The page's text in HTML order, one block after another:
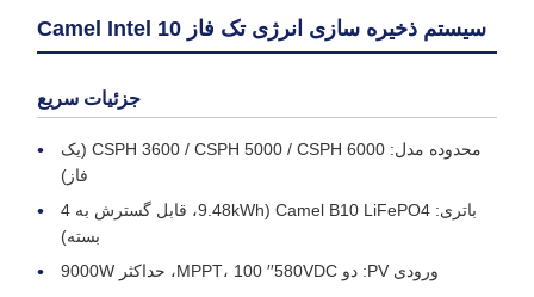
سیستم ذخیره سازی انرژی تک فاز Camel Intel 10
جزئیات سریع
محدوده مدل: CSPH 3600 / CSPH 5000 / CSPH 6000 (یک
فاز)
باتری: Camel B10 LiFePO4 (9.48kWh، قابل گسترش به 4
بسته)
ورودی PV: دو MPPT، 100 ′′580VDC، حداکثر 9000W